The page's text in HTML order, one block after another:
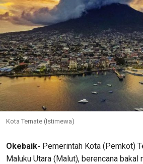
Kota Ternate (Istimewa)
Okebaik- Pemerintah Kota (Pemkot)
Maluku Utara (Malut), berencana bakal